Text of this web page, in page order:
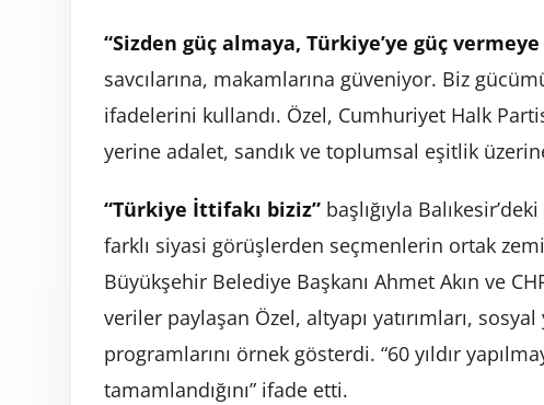
“Sizden güç almaya, Türkiye’ye güç
savcılarına, makamlarına güveniyor. Biz
ifadelerini kullandı. Özel, Cumhuriyet Halk
yerine adalet, sandık ve toplumsal eşitlik
“Türkiye İttifakı biziz” başlığıyla
farklı siyasi görüşlerden seçmenlerin ortak
Büyükşehir Belediye Başkanı Ahmet Akın ve
veriler paylaşan Özel, altyapı yatırımları,
programlarını örnek gösterdi. “60 yıldır
tamamlandığını” ifade etti.